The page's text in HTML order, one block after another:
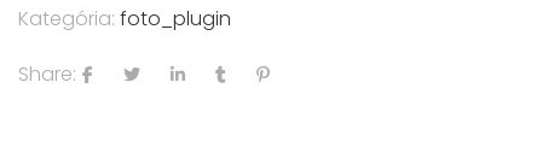
Kategória: foto_plugin
Share: